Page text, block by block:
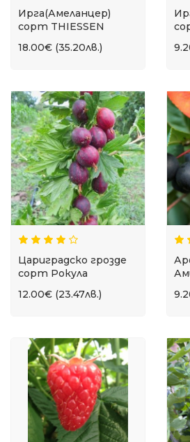
Ирга(Амеланцер)
сорт THIESSEN
18.00€ (35.20лв.)
Цариградско грозде
сорт Рокула
12.00€ (23.47лв.)